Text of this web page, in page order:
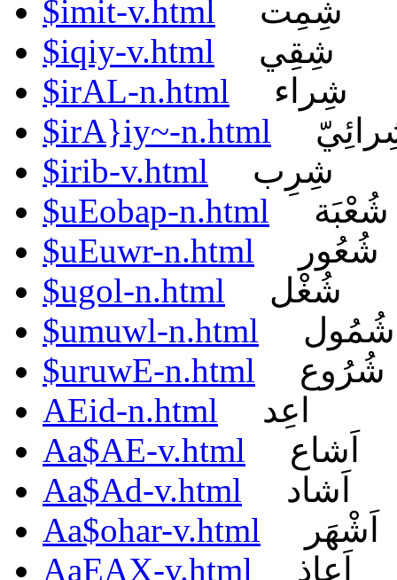
$imit-v.html
شِمِت
$iqiy-v.html
شِقِي
$irAL-n.html
شِراء
$irA}iy~-n.html
$irib-v.html
شِرِب
$uEobap-n.html
شُعْبَة
$uEuwr-n.html
شُعُور
$ugol-n.html
شُغْل
$umuwl-n.html
شُمُول
$uruwE-n.html
شُرُوع
AEid-n.html
اعِد
Aa$AE-v.html
اَشاع
Aa$Ad-v.html
اَشاد
Aa$ohar-v.html
اَشْهَر
AaEAX-v.html
اَعاذ